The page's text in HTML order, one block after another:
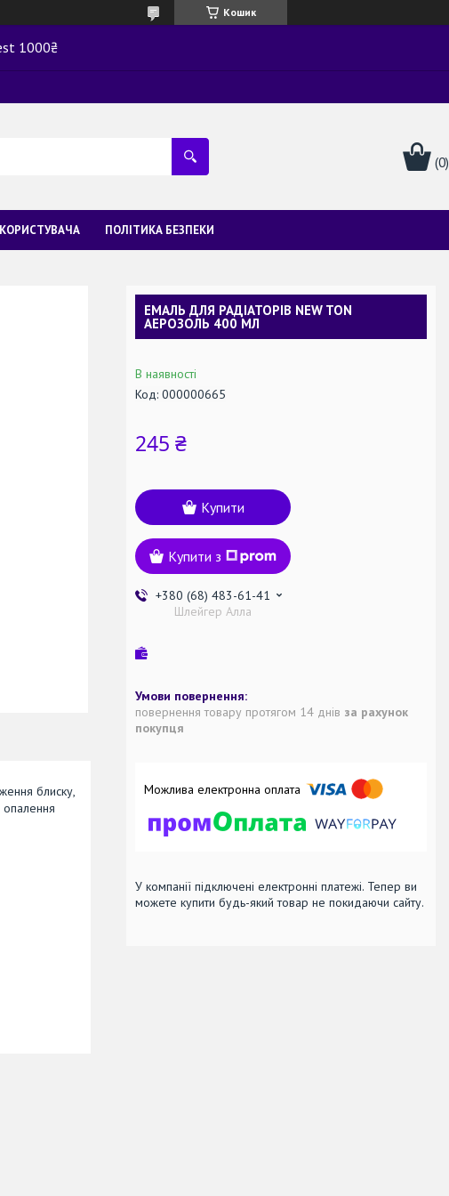
Кошик
1000₴
ПОЛІТИКА БЕЗПЕКИ
блиску,
опалення
ЕМАЛЬ ДЛЯ РАДІАТОРІВ NEW TON
АЕРОЗОЛЬ 400 МЛ
В наявності
Код: 000000665
245 ₴
Купити
Купити з
+380 (68) 483-61-41
Шлейгер Алла
повернення товару протягом 14 днів за рахунок
покупця
У компанії підключені електронні платежі. Тепер ви
можете купити будь-який товар не покидаючи сайту.